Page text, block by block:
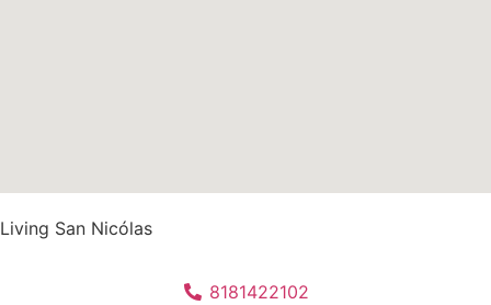
Living San Nicólas
8181422102